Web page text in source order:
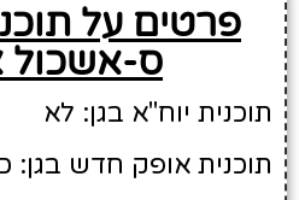
פרטים על
ס-אשכול
תוכנית יוח"א בגן: לא
תוכנית אופק חדש בגן: כן